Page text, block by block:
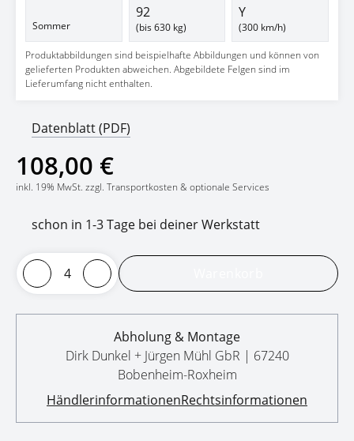
Sommer
92
(bis 630 kg)
Y
(300 km/h)
Produktabbildungen sind beispielhafte Abbildungen und können von
gelieferten Produkten abweichen. Abgebildete Felgen sind im
Lieferumfang nicht enthalten.
Datenblatt (PDF)
108,00 €
inkl. 19% MwSt. zzgl. Transportkosten & optionale Services
schon in 1-3 Tage bei deiner Werkstatt
Abholung & Montage
Dirk Dunkel + Jürgen Mühl GbR | 67240
Bobenheim-Roxheim
HändlerinformationenRechtsinformationen